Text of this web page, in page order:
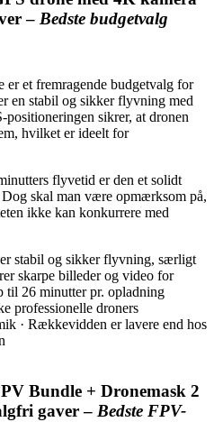
– Bedste budgetvalg
et fremragende budgetvalg for
en stabil og sikker flyvning med
sikrer, at dronen
hvilket er ideelt for
flyvetid er den et solidt
skal man være opmærksom på,
ikke kan konkurrere med
stabil og sikker flyvning, særligt
skarpe billeder og video for
til 26 minutter pr. opladning
professionelle droners
· Rækkevidden er lavere end hos
Bundle + Dronemask 2
gaver – Bedste FPV-